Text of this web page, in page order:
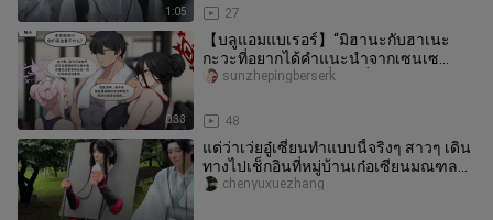
1:05 27
0:33
【บลูแอมแบเรอร์】“มิฮานะกับฮาเนะ
กะวะที่อยากได้คำแนะนำจากเซนเซ
โดยตรง... อาจต้องพึ่งโซนี่หน่อยนะ...”
48
sunzhepingberserk
แต่ว่าเว่ยอู๋เซี่ยนทำแบบนี้จริงๆ สาวๆ เดิน
ทางไปเช็กอินที่หมู่บ้านเก๋อเซียนมณฑล
เจียงซี พร้อมข้อความว่
chenyuxuezhang